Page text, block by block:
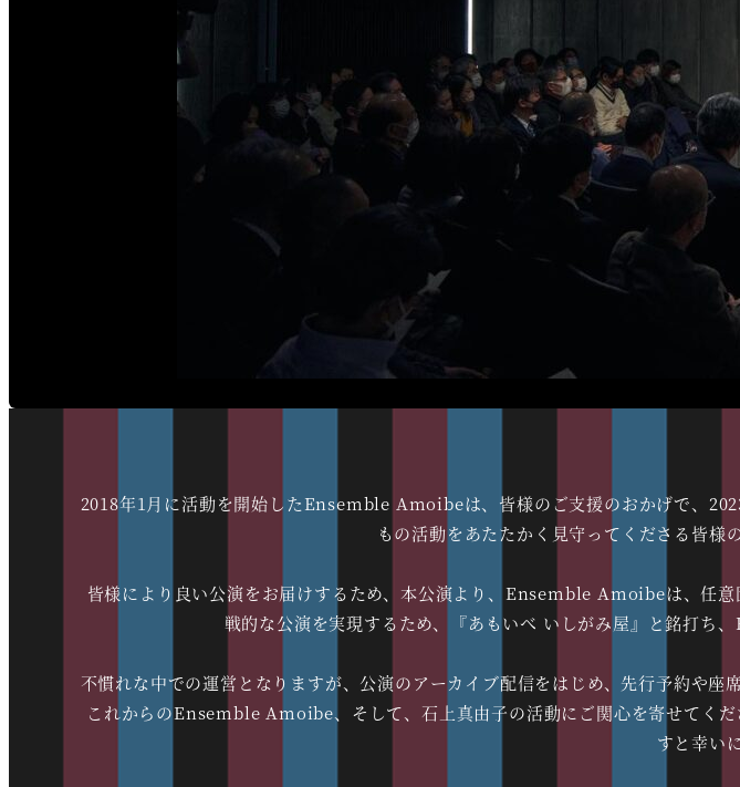
2018年1月に活動を開始したEnsemble Amoibeは、皆様のご支援のおかげで、
もの活動をあたたかく見守ってくださる皆様
皆様により良い公演をお届けするため、本公演より、Ensemble Amoibeは、任
戦的な公演を実現するため、『あもいべ いしがみ屋』と銘打ち
不慣れな中での運営となりますが、公演のアーカイブ配信をはじめ、先行予約や
これからのEnsemble Amoibe、そして、石上真由子の活動にご関心を寄せてく
すと幸い